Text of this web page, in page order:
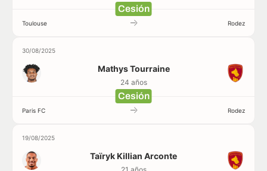
Cesión
Toulouse Rodez
30/08/2025
Mathys Tourraine
24 años
Cesión
Paris FC Rodez
19/08/2025
Taïryk Killian Arconte